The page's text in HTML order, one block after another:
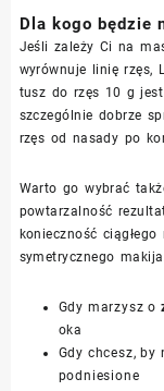
Dla kogo będzie
Jeśli zależy Ci na
wyrównuje linię rzęs,
tusz do rzęs 10 g
szczególnie dobrze
rzęs od nasady po
Warto go wybrać
powtarzalność
konieczność
symetrycznego
Gdy marzysz o
oka
Gdy chcesz, by
podniesione